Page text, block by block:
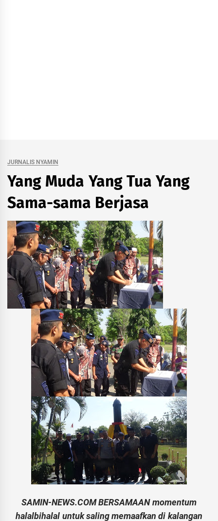
JURNALIS NYAMIN
Yang Muda Yang Tua Yang
Sama-sama Berjasa
SAMIN-NEWS.COM BERSAMAAN momentum
halalbihalal untuk saling memaafkan di kalangan